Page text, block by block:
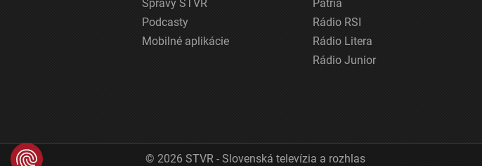
Správy STVR
Podcasty
Mobilné aplikácie
Patria
Rádio RSI
Rádio Litera
Rádio Junior
© 2026 STVR - Slovenská televízia a rozhlas